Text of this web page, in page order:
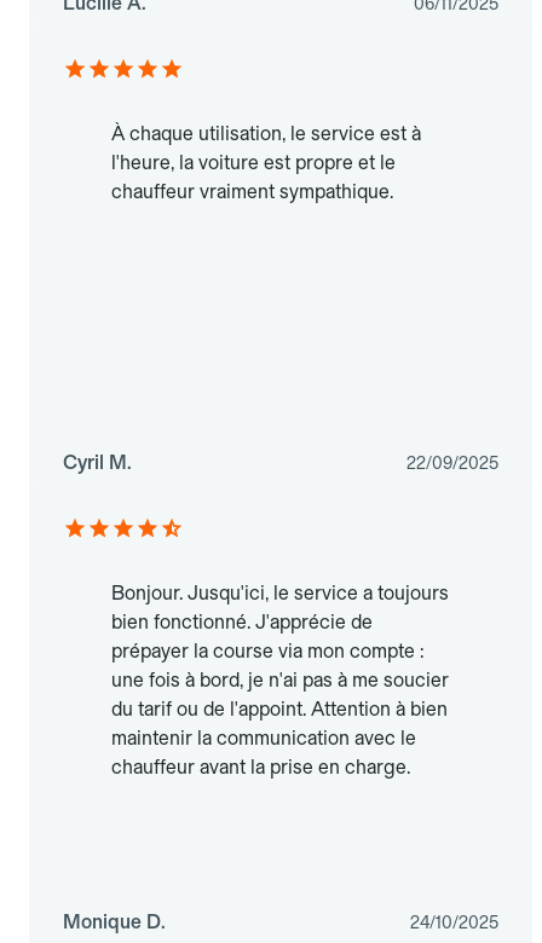
À chaque utilisation, le service est à
l'heure, la voiture est propre et le
chauffeur vraiment sympathique.
Cyril M. 22/09/2025
Bonjour. Jusqu'ici, le service a toujours
bien fonctionné. J'apprécie de
prépayer la course via mon compte :
une fois à bord, je n'ai pas à me soucier
du tarif ou de l'appoint. Attention à bien
maintenir la communication avec le
chauffeur avant la prise en charge.
Monique D. 24/10/2025